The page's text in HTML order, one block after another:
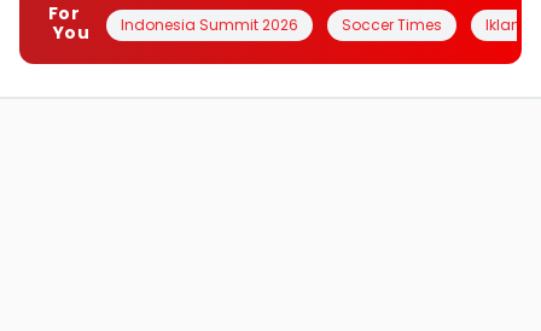
For
You
Indonesia Summit 2026 Soccer Times Iklanin